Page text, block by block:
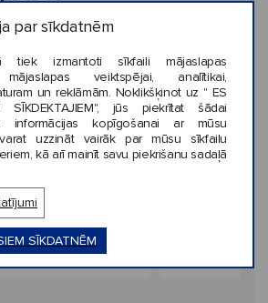
par sīkdatnēm
tiek izmantoti sīkfaili mājaslapas
mājaslapas veiktspējai, analītikai,
un reklāmām. Noklikšķinot uz " ES
SĪKDEKTAJIEM", jūs piekrītat šādai
informācijas kopīgošanai ar mūsu
uzzināt vairāk par mūsu sīkfailu
kā arī mainīt savu piekrišanu sadaļā
SĪKDATNĒM
Jibbitz UV
Floatie
›